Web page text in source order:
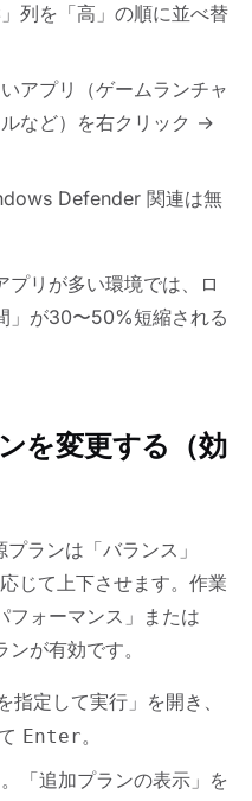
列を「高」の順に並べ替
アプリ（ゲームランチャ
など）を右クリック →
Defender 関連は無
プリが多い環境では、ロ
」が30〜50%短縮される
を変更する（効
ランは「バランス」
じて上下させます。作業
フォーマンス」または
が有効です。
指定して実行」を開き、
Enter。
「追加プランの表示」を